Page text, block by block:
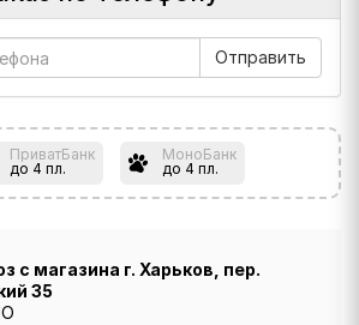
ПриватБанк
до 4 пл.
МоноБанк
до 4 пл.
с магазина г. Харьков, пер.
35